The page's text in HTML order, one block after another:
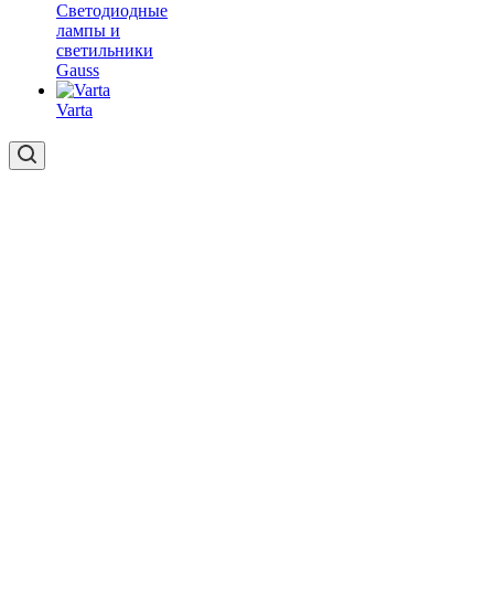
Светодиодные
лампы и
светильники
Gauss
Varta